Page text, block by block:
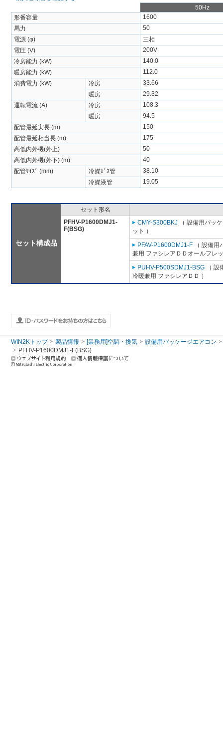
50Hz
形番容量
1600
馬力
50
電源 (φ)
三相
電圧 (V)
200V
冷房能力 (kW)
140.0
暖房能力 (kW)
112.0
消費電力 (kW)
冷房
33.66
暖房
29.32
運転電流 (A)
冷房
108.3
暖房
94.5
配管最延実長 (m)
150
配管最延相当長 (m)
175
高低内外機(外上)
50
高低内外機(外下) (m)
40
配管ｻｲｽﾞ (mm)
冷媒ｶﾞｽ管
38.10
冷媒液管
19.05
セット構成品
セット形名
PFHV-P1600DMJ1-
F(BSG)
CMY-S300BKJ （ 設備用パッ
ット ）
PFAV-P1600DMJ1-F （ 設備用
兼用 ファシレアＤＤオールフレ
PUHV-P500SDMJ1-BSG （ 設
冷暖兼用 ファシレアＤＤ ）
WIN2Kトップ 製品情報 [業務用]空調・換気
設備用パッケージエアコン
PFHV-P1600DMJ1-F(BSG)